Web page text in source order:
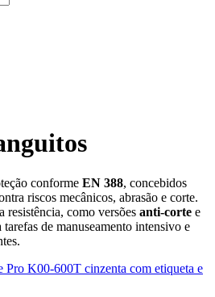
conforme EN 388, concebidos
riscos mecânicos, abrasão e corte.
resistência, como versões anti‑corte e
de manuseamento intensivo e